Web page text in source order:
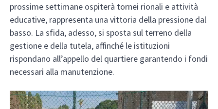
prossime settimane ospiterà tornei rionali e attività
educative, rappresenta una vittoria della pressione dal
basso. La sfida, adesso, si sposta sul terreno della
gestione e della tutela, affinché le istituzioni
rispondano all’appello del quartiere garantendo i fondi
necessari alla manutenzione.